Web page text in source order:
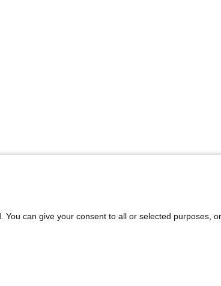
can give your consent to all or selected purposes,